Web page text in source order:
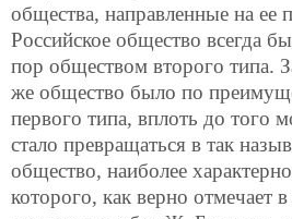
общества, направленные на ее
Российское общество всегда
пор обществом второго типа.
же общество было по
первого типа, вплоть до того
стало превращаться в так
общество, наиболее
которого, как верно отмечает